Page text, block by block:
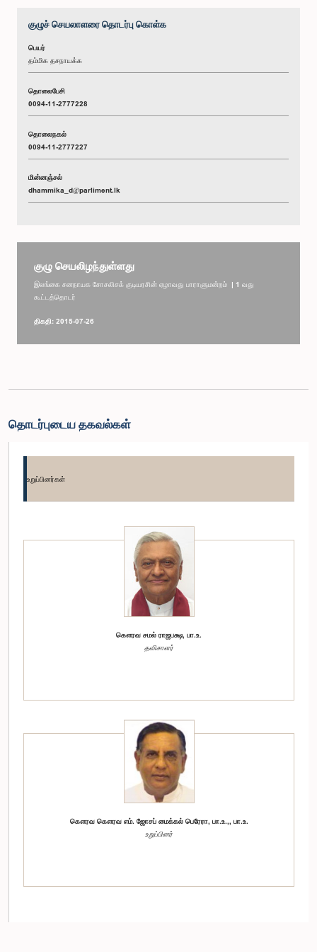
குழுச் செயலாளரை தொடர்பு கொள்க
பெயர்
தம்மிக தசநாயக்க
தொலைபேசி
0094-11-2777228
தொலைநகல்
0094-11-2777227
மின்னஞ்சல்
dhammika_d@parliment.lk
குழு செயலிழந்துள்ளது
இலங்கை சனநாயக சோசலிசக் குடியரசின் ஏழாவது பாராளுமன்றம் | 1 வது
கூட்டத்தொடர்
திகதி: 2015-07-26
தொடர்புடைய தகவல்கள்
உறுப்பினர்கள்
கௌரவ சமல் ராஜபக்ஷ, பா.உ.
தவிசாளர்
கௌரவ கௌரவ எம். ஜோசப் மைக்கல் பெரேரா, பா.உ.,, பா.உ.
உறுப்பினர்